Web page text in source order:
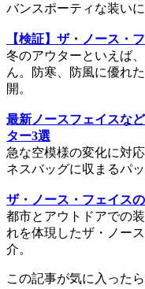
バンスポーティな装い
【検証】ザ・ノース・
冬のアウターといえば
ん。防寒、防風に優れ
開。
最新ノースフェイスな
ター3選
急な空模様の変化に対
ネスバッグに収まるパ
ザ・ノース・フェイス
都市とアウトドアでの
れを体現したザ・ノー
介。
この記事が気に入った